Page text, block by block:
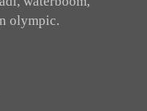
olympic.